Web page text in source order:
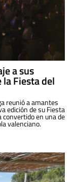
a sus
Fiesta del
reunió a amantes
edición de su Fiesta
convertido en una de
valenciano.